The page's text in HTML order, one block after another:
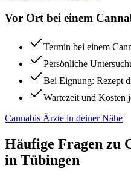
Vor Ort bei einem
Termin bei einem
Persönliche
Bei Eignung: Rezept
Wartezeit und Kosten
Cannabis Ärzte in deiner Nähe
Häufige Fragen zu
in Tübingen